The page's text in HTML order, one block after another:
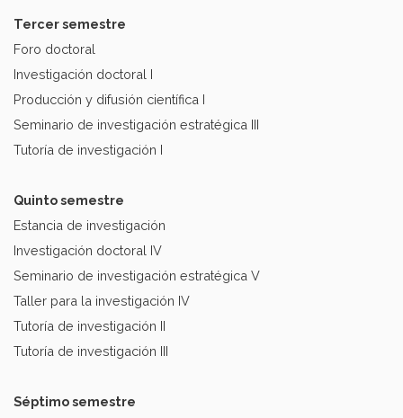
Tercer semestre
Foro doctoral
Investigación doctoral I
Producción y difusión científica I
Seminario de investigación estratégica III
Tutoría de investigación I
Quinto semestre
Estancia de investigación
Investigación doctoral IV
Seminario de investigación estratégica V
Taller para la investigación IV
Tutoría de investigación II
Tutoría de investigación III
Séptimo semestre